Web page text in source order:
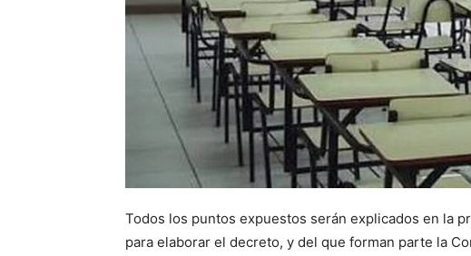
Todos los puntos expuestos serán explicados en la
para elaborar el decreto, y del que forman parte la